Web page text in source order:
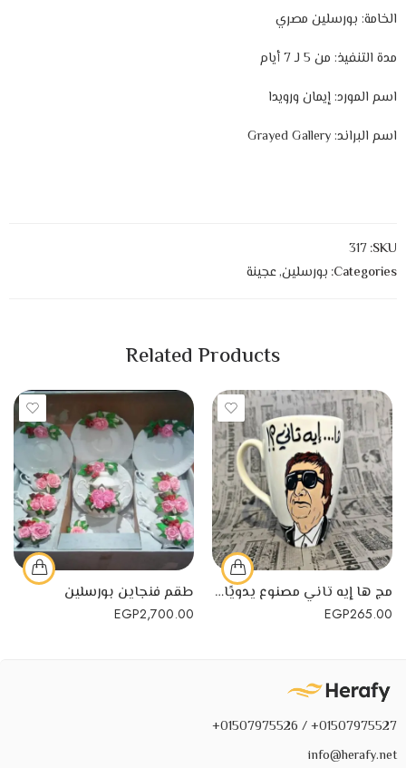
الخامة: بورسلين مصري
مدة التنفيذ: من 5 لـ 7 أيام
اسم المورد: إيمان ورويدا
اسم البراند: Grayed Gallery
SKU:
317
Categories: بورسلين,عجينة
Related Products
مج ها إيه تاني مصنوع يدويًا من البورسلين
EGP265.00
طقم فنجاين بورسلين
EGP2,700.00
01507975527+ / 01507975526+
info@herafy.net